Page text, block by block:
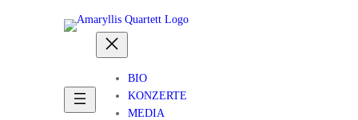
BIO
KONZERTE
MEDIA